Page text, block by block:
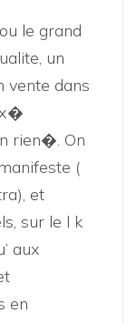
le grand
un
vente dans
rien�. On
(
et
sur le l k
aux
en